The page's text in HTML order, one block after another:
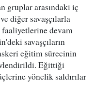
gruplar arasındaki iç
diğer savaşçılarla
devam
savaşçıların
eğitim sürecinin
Eğittiği
yönelik saldırılar